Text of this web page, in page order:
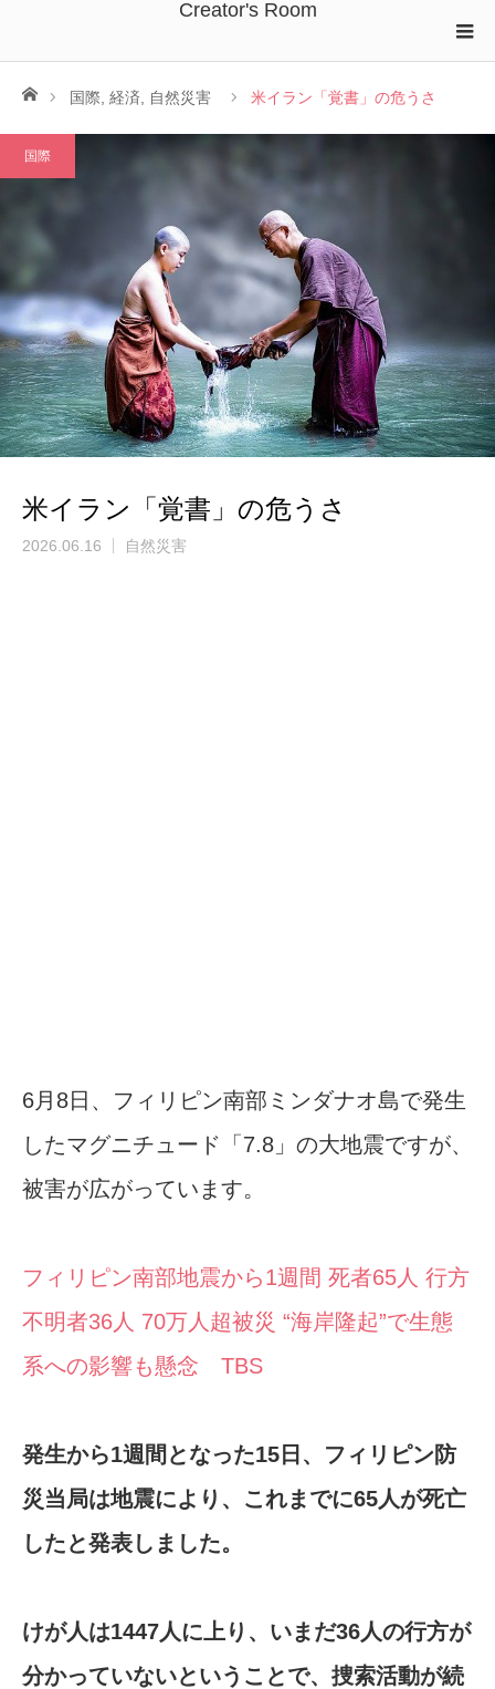
Creator's Room
ホーム国際 経済 自然災害 米イラン「覚書」の危うさ
国際
米イラン「覚書」の危うさ
2026.06.16 自然災害
6月8日、フィリピン南部ミンダナオ島で発生
したマグニチュード「7.8」の大地震ですが、
被害が広がっています。
フィリピン南部地震から1週間 死者65人 行方
不明者36人 70万人超被災 “海岸隆起”で生態
系への影響も懸念 TBS
発生から1週間となった15日、フィリピン防
災当局は地震により、これまでに65人が死亡
したと発表しました。
けが人は1447人に上り、いまだ36人の行方が
分かっていないということで、捜索活動が続